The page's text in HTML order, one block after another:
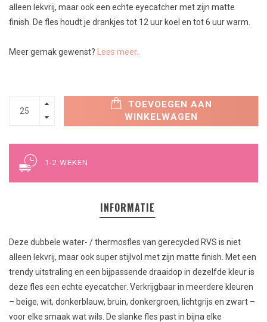
alleen lekvrij, maar ook een echte eyecatcher met zijn matte
finish. De fles houdt je drankjes tot 12 uur koel en tot 6 uur warm.
Meer gemak gewenst? Lees meer..
TOEVOEGEN AAN
WINKELWAGEN
1-2 WEKEN
INFORMATIE
Deze dubbele water- / thermosfles van gerecycled RVS is niet
alleen lekvrij, maar ook super stijlvol met zijn matte finish. Met een
trendy uitstraling en een bijpassende draaidop in dezelfde kleur is
deze fles een echte eyecatcher. Verkrijgbaar in meerdere kleuren
– beige, wit, donkerblauw, bruin, donkergroen, lichtgrijs en zwart –
voor elke smaak wat wils. De slanke fles past in bijna elke